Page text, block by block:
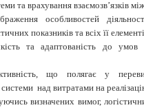
та врахування взаємозв’язків
особливостей
показників та всіх її
та адаптованість до умов
що полягає у
над витратами на
визначених вимог,